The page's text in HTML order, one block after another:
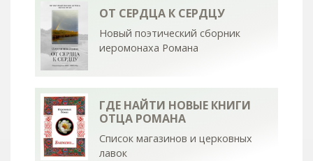
ОТ СЕРДЦА К СЕРДЦУ
Новый поэтический сборник
иеромонаха Романа
ГДЕ НАЙТИ НОВЫЕ КНИГИ
ОТЦА РОМАНА
Список магазинов и церковных
лавок